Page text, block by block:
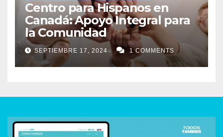
Centro para Hispanos en
Canadá: Apoyo Integral para
la Comunidad
SEPTIEMBRE 17, 2024 1 COMMENTS